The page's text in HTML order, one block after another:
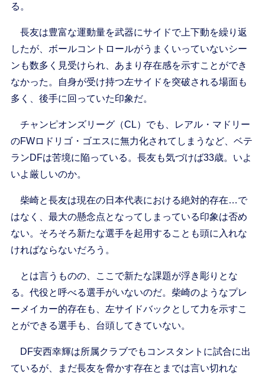
る。
長友は豊富な運動量を武器にサイドで上下動を繰り返
したが、ボールコントロールがうまくいっていないシー
ンも数多く見受けられ、あまり存在感を示すことができ
なかった。自身が受け持つ左サイドを突破される場面も
多く、後手に回っていた印象だ。
チャンピオンズリーグ（CL）でも、レアル・マドリー
のFWロドリゴ・ゴエスに無力化されてしまうなど、ベテ
ランDFは苦境に陥っている。長友も気づけば33歳。いよ
いよ厳しいのか。
柴崎と長友は現在の日本代表における絶対的存在…で
はなく、最大の懸念点となってしまっている印象は否め
ない。そろそろ新たな選手を起用することも頭に入れな
ければならないだろう。
とは言うものの、ここで新たな課題が浮き彫りとな
る。代役と呼べる選手がいないのだ。柴崎のようなプレ
ーメイカー的存在も、左サイドバックとして力を示すこ
とができる選手も、台頭してきていない。
DF安西幸輝は所属クラブでもコンスタントに試合に出
ているが、まだ長友を脅かす存在とまでは言い切れな